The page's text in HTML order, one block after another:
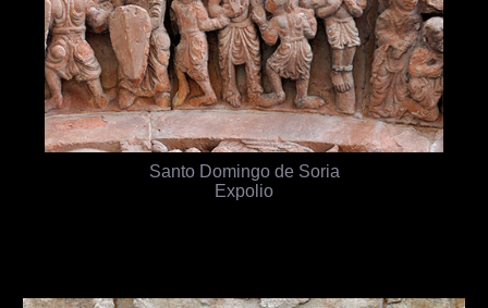
Santo Domingo de Soria
Expolio